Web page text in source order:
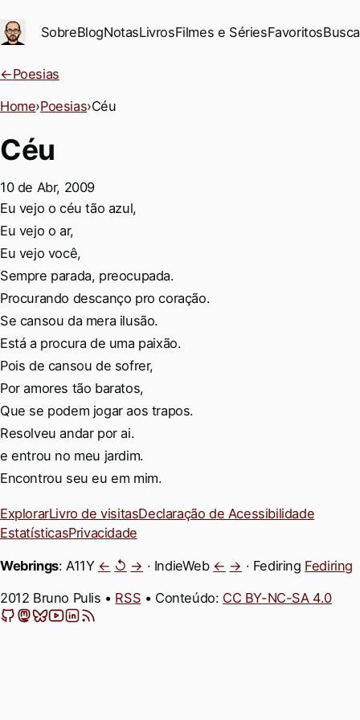
Ir para conteúdo principal
SobreBlogNotasLivrosFilmes e SériesFavoritosBusca
←Poesias
Home›Poesias›Céu
Céu
10 de Abr, 2009
Eu vejo o céu tão azul,
Eu vejo o ar,
Eu vejo você,
Sempre parada, preocupada.
Procurando descanço pro coração.
Se cansou da mera ilusão.
Está a procura de uma paixão.
Pois de cansou de sofrer,
Por amores tão baratos,
Que se podem jogar aos trapos.
Resolveu andar por ai.
e entrou no meu jardim.
Encontrou seu eu em mim.
ExplorarLivro de visitasDeclaração de Acessibilidade
EstatísticasPrivacidade
Webrings: A11Y ← ↺ → · IndieWeb ← → · Fediring Fediring
2012 Bruno Pulis • RSS • Conteúdo: CC BY-NC-SA 4.0
GitHub
Mastodon
Bluesky
YouTube
LinkedIn